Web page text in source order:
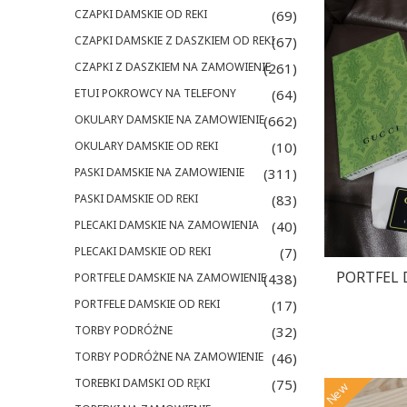
CZAPKI DAMSKIE OD REKI (69)
CZAPKI DAMSKIE Z DASZKIEM OD REKI(67)
CZAPKI Z DASZKIEM NA ZAMOWIENIE(261)
ETUI POKROWCY NA TELEFONY (64)
OKULARY DAMSKIE NA ZAMOWIENIE(662)
OKULARY DAMSKIE OD REKI (10)
PASKI DAMSKIE NA ZAMOWIENIE (311)
PASKI DAMSKIE OD REKI (83)
PLECAKI DAMSKIE NA ZAMOWIENIA (40)
PLECAKI DAMSKIE OD REKI (7)
PORTFELE DAMSKIE NA ZAMOWIENIE(438)
PORTFELE DAMSKIE OD REKI (17)
TORBY PODRÓŻNE (32)
TORBY PODRÓŻNE NA ZAMOWIENIE (46)
TOREBKI DAMSKI OD RĘKI (75) New